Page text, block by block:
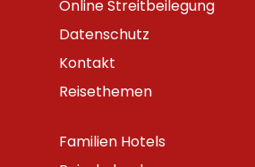
Online Streitbeilegung
Datenschutz
Kontakt
Reisethemen
Familien Hotels